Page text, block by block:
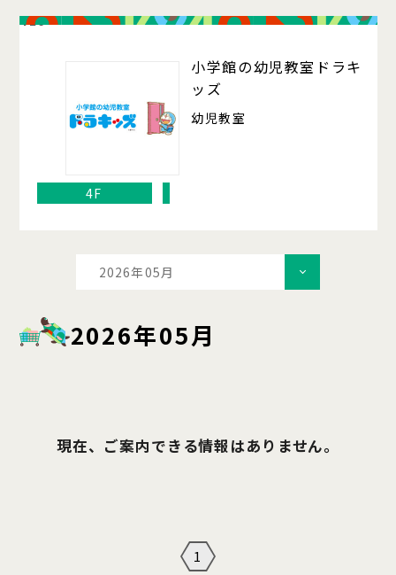
420
小学館の幼児教室ドラキ
ッズ
幼児教室
4F
2026年05月
2026年05月
現在、ご案内できる情報はありません。
1